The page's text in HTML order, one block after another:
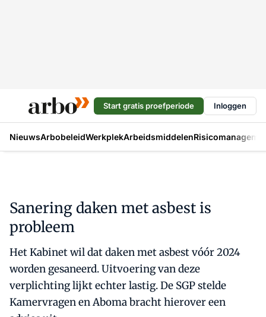
Start gratis proefperiode Inloggen
NieuwsArbobeleidWerkplekArbeidsmiddelen
Sanering daken met asbest is
probleem
Het Kabinet wil dat daken met asbest vóór 2024
worden gesaneerd. Uitvoering van deze
verplichting lijkt echter lastig. De SGP stelde
Kamervragen en Aboma bracht hierover een